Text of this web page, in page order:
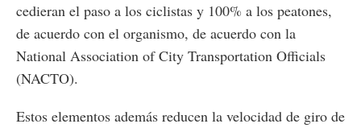
cedieran el paso a los ciclistas y 100% a los peatones,
de acuerdo con el organismo, de acuerdo con la
National Association of City Transportation Officials
(NACTO).
Estos elementos además reducen la velocidad de giro de